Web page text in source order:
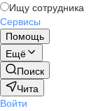
Ищу сотрудника
Сервисы
Помощь
Ещё
Поиск
Чита
Войти